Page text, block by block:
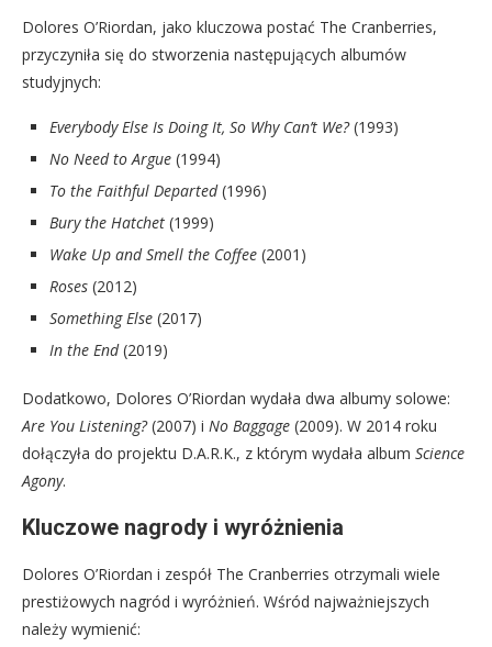
Dolores O’Riordan, jako kluczowa postać The Cranberries,
przyczyniła się do stworzenia następujących albumów
studyjnych:
Everybody Else Is Doing It, So Why Can’t We?(1993)
No Need to Argue (1994)
To the Faithful Departed(1996)
Bury the Hatchet (1999)
Wake Up and Smell the Coffee (2001)
Roses (2012)
Something Else (2017)
In the End(2019)
Dodatkowo, Dolores O’Riordan wydała dwa albumy solowe:
Are You Listening?(2007) i No Baggage (2009). W 2014 roku
dołączyła do projektu D.A.R.K., z którym wydała album Science
Agony.
Kluczowe nagrody i wyróżnienia
Dolores O’Riordan i zespół The Cranberries otrzymali wiele
prestiżowych nagród i wyróżnień. Wśród najważniejszych
należy wymienić: